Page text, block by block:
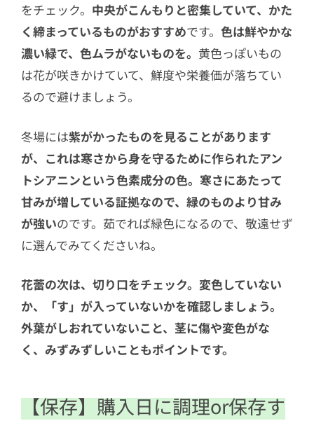
をチェック。 中央がこんもりと密集していて、かた
く締まっているものがおすすめです。 色は鮮やかな
濃い緑で、色ムラがないものを。 黄色っぽいもの
は花が咲きかけていて、鮮度や栄養価が落ちてい
るので避けましょう。
冬場には紫がかったものを見ることがあります
が、これは寒さから身を守るために作られたアン
トシアニンという色素成分の色。寒さにあたって
甘みが増している証拠なので、緑のものより甘み
が強いのです。茹でれば緑色になるので、敬遠せず
に選んでみてくださいね。
花蕾の次は、切り口をチェック。変色していない
か、「す」が入っていないかを確認しましょう。
外葉がしおれていないこと、茎に傷や変色がな
く、みずみずしいこともポイントです。
【保存】購入日に調理or保存す